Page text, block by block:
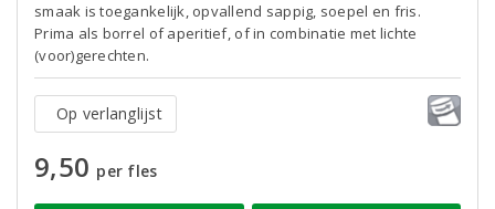
smaak is toegankelijk, opvallend sappig, soepel en fris.
Prima als borrel of aperitief, of in combinatie met lichte
(voor)gerechten.
Op verlanglijst
9,50 per fles